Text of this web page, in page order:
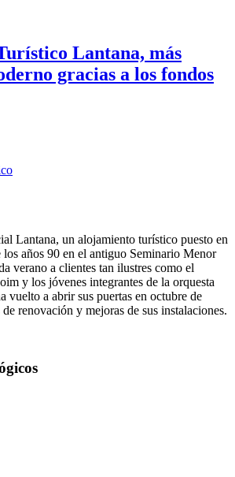
Lantana, más
gracias a los fondos
Lantana, un alojamiento turístico puesto en
años 90 en el antiguo Seminario Menor
verano a clientes tan ilustres como el
y los jóvenes integrantes de la orquesta
vuelto a abrir sus puertas en octubre de
de renovación y mejoras de sus instalaciones.